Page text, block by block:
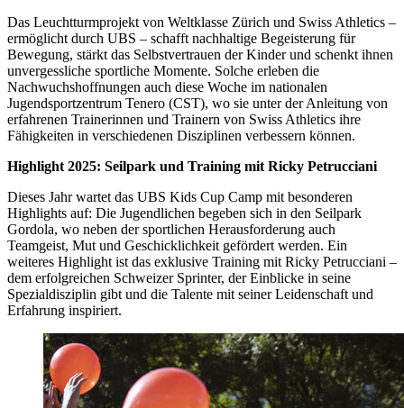
Das Leuchtturmprojekt von Weltklasse Zürich und Swiss Athletics –
ermöglicht durch UBS – schafft nachhaltige Begeisterung für
Bewegung, stärkt das Selbstvertrauen der Kinder und schenkt ihnen
unvergessliche sportliche Momente. Solche erleben die
Nachwuchshoffnungen auch diese Woche im nationalen
Jugendsportzentrum Tenero (CST), wo sie unter der Anleitung von
erfahrenen Trainerinnen und Trainern von Swiss Athletics ihre
Fähigkeiten in verschiedenen Disziplinen verbessern können.
Highlight 2025: Seilpark und Training mit Ricky Petrucciani
Dieses Jahr wartet das UBS Kids Cup Camp mit besonderen
Highlights auf: Die Jugendlichen begeben sich in den Seilpark
Gordola, wo neben der sportlichen Herausforderung auch
Teamgeist, Mut und Geschicklichkeit gefördert werden. Ein
weiteres Highlight ist das exklusive Training mit Ricky Petrucciani –
dem erfolgreichen Schweizer Sprinter, der Einblicke in seine
Spezialdisziplin gibt und die Talente mit seiner Leidenschaft und
Erfahrung inspiriert.